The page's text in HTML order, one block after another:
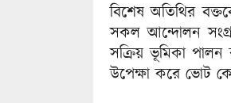
বিশেষ অতিথির
সকল আন্দোলন
সক্রিয় ভূমিকা
উপেক্ষা করে ভোট